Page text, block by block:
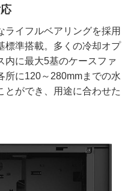
ライフルベアリングを採用
標準搭載。多くの冷却オプ
内に最大5基のケースファ
所に120～280mmまでの水
とができ、用途に合わせた